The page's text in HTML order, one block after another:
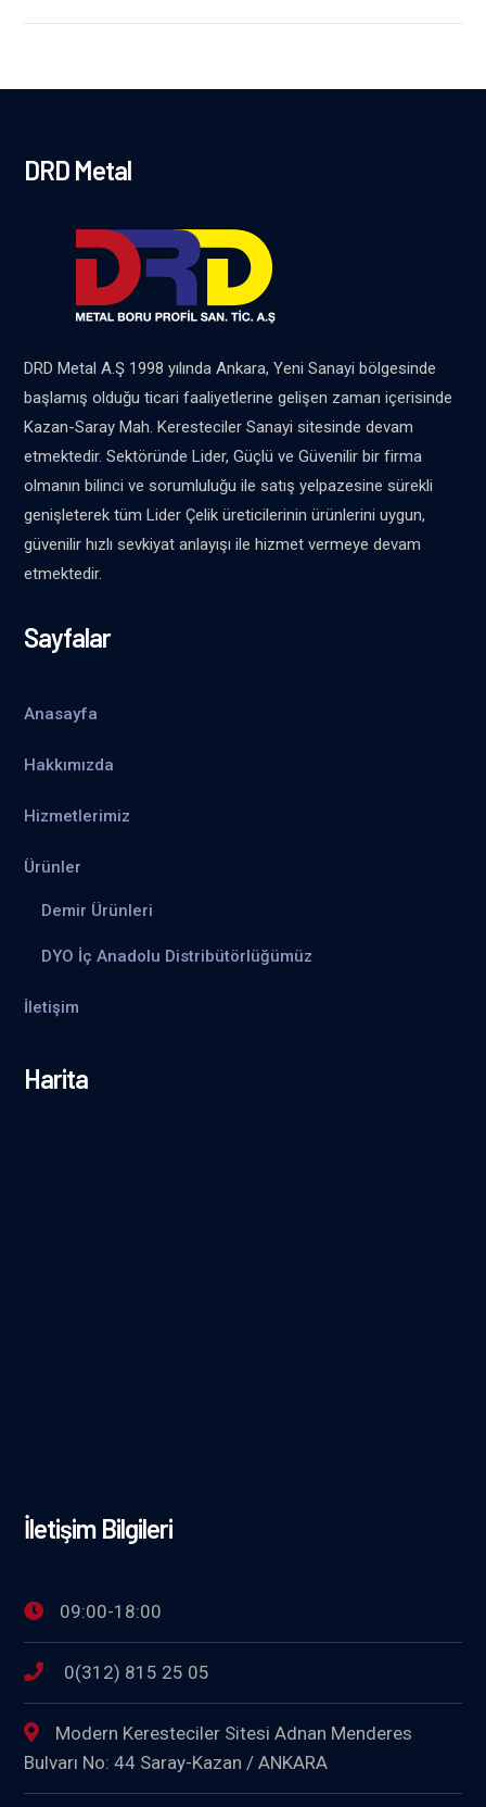
DRD Metal
DRD Metal A.Ş 1998 yılında Ankara, Yeni Sanayi bölgesinde
başlamış olduğu ticari faaliyetlerine gelişen zaman içerisinde
Kazan-Saray Mah. Keresteciler Sanayi sitesinde devam
etmektedir. Sektöründe Lider, Güçlü ve Güvenilir bir firma
olmanın bilinci ve sorumluluğu ile satış yelpazesine sürekli
genişleterek tüm Lider Çelik üreticilerinin ürünlerini uygun,
güvenilir hızlı sevkiyat anlayışı ile hizmet vermeye devam
etmektedir.
Sayfalar
Anasayfa
Hakkımızda
Hizmetlerimiz
Ürünler
Demir Ürünleri
DYO İç Anadolu Distribütörlüğümüz
İletişim
Harita
İletişim Bilgileri
09:00-18:00
0(312) 815 25 05
Modern Keresteciler Sitesi Adnan Menderes
Bulvarı No: 44 Saray-Kazan / ANKARA